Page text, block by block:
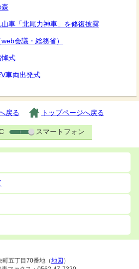
⾞「北尾力神車」を修復披露
会議・総務省）
悼式
車両出発式
戻る トップページへ戻る
スマートフォン
五丁目70番地（地図 ）